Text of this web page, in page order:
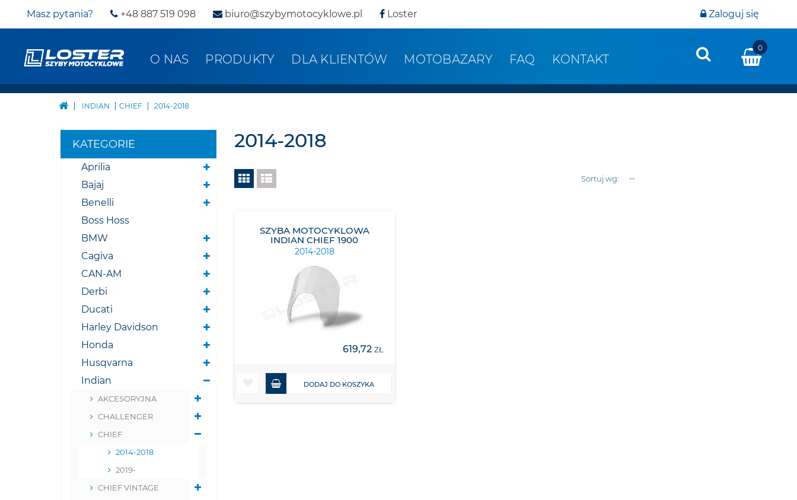
Masz pytania? +48 887 519 098 biuro@szybymotocyklowe.pl Loster Zaloguj się
0
O NAS PRODUKTY DLA KLIENTÓW MOTOBAZARY FAQ KONTAKT
INDIAN CHIEF 2014-2018
KATEGORIE
Aprilia
Bajaj
Benelli
Boss Hoss
BMW
Cagiva
CAN-AM
Derbi
Ducati
Harley Davidson
Honda
Husqvarna
Indian
AKCESORYJNA
CHALLENGER
CHIEF
2014-2018
2019-
CHIEF VINTAGE
2014-2018
Sortuj wg: --
SZYBA MOTOCYKLOWA
INDIAN CHIEF 1900
2014-2018
619,72 ZŁ
DODAJ DO KOSZYKA